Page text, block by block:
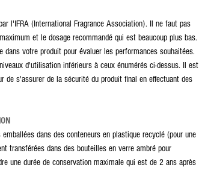
l'IFRA (International Fragrance Association). Il ne faut pas
et le dosage recommandé qui est beaucoup plus bas.
dans votre produit pour évaluer les performances souhaitées.
d'utilisation inférieurs à ceux énumérés ci-dessus. Il est
de s'assurer de la sécurité du produit final en effectuant des
dans des conteneurs en plastique recyclé (pour une
transférées dans des bouteilles en verre ambré pour
une durée de conservation maximale qui est de 2 ans après